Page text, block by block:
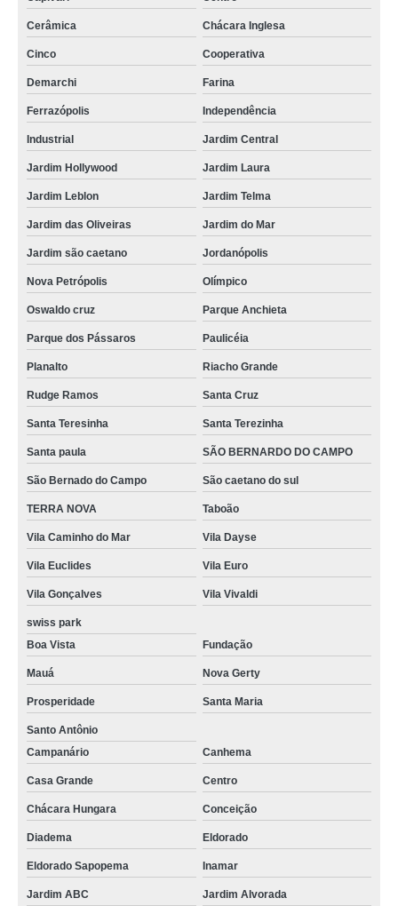
Cerâmica Chácara Inglesa
Cinco Cooperativa
Demarchi Farina
Ferrazópolis Independência
Industrial Jardim Central
Jardim Hollywood Jardim Laura
Jardim Leblon Jardim Telma
Jardim das Oliveiras Jardim do Mar
Jardim são caetano Jordanópolis
Nova Petrópolis Olímpico
Oswaldo cruz Parque Anchieta
Parque dos Pássaros Paulicéia
Planalto Riacho Grande
Rudge Ramos Santa Cruz
Santa Teresinha Santa Terezinha
Santa paula SÃO BERNARDO DO CAMPO
São Bernado do Campo São caetano do sul
TERRA NOVA Taboão
Vila Caminho do Mar Vila Dayse
Vila Euclides Vila Euro
Vila Gonçalves Vila Vivaldi
swiss park
Boa Vista
Fundação
Mauá Nova Gerty
Prosperidade Santa Maria
Santo Antônio
Campanário
Canhema
Casa Grande Centro
Chácara Hungara Conceição
Diadema Eldorado
Eldorado Sapopema Inamar
Jardim ABC Jardim Alvorada